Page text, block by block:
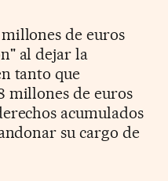
de euros
al dejar la
tanto que
millones de euros
acumulados
su cargo de